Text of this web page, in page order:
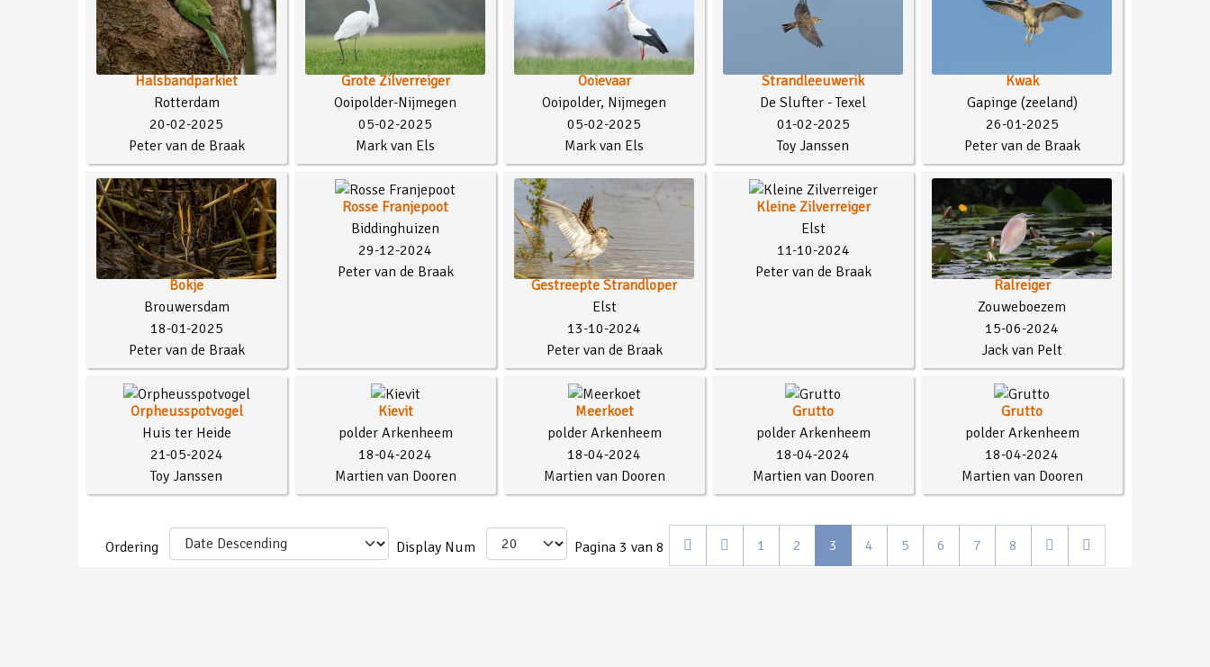
Halsbandparkiet
Rotterdam
20-02-2025
Peter van de Braak
Grote Zilverreiger
Ooipolder-Nijmegen
05-02-2025
Mark van Els
Ooievaar
Ooipolder, Nijmegen
05-02-2025
Mark van Els
Strandleeuwerik
De Slufter - Texel
01-02-2025
Toy Janssen
Kwak
Gapinge (zeeland)
26-01-2025
Peter van de Braak
Bokje
Brouwersdam
18-01-2025
Peter van de Braak
Rosse Franjepoot
Biddinghuizen
29-12-2024
Peter van de Braak
Gestreepte Strandloper
Elst
13-10-2024
Peter van de Braak
Kleine Zilverreiger
Elst
11-10-2024
Peter van de Braak
Ralreiger
Zouweboezem
15-06-2024
Jack van Pelt
Orpheusspotvogel
Huis ter Heide
21-05-2024
Toy Janssen
Kievit
polder Arkenheem
18-04-2024
Martien van Dooren
Meerkoet
polder Arkenheem
18-04-2024
Martien van Dooren
Grutto
polder Arkenheem
18-04-2024
Martien van Dooren
Grutto
polder Arkenheem
18-04-2024
Martien van Dooren
Ordering Display Num Pagina 3 van 8 1 2 3 4 5 6 7 8